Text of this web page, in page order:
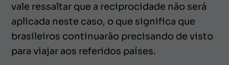
vale ressaltar que a reciprocidade não será
aplicada neste caso, o que significa que
brasileiros continuarão precisando de visto
para viajar aos referidos países.